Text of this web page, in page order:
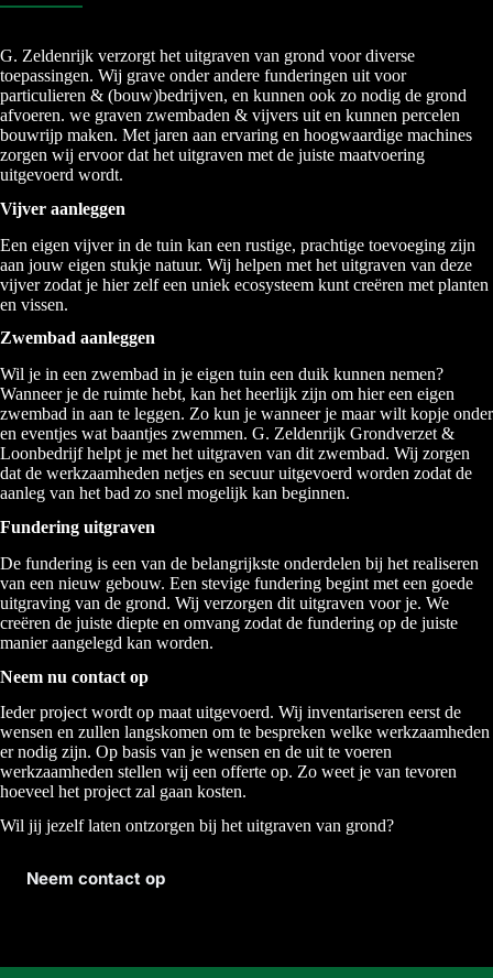
G. Zeldenrijk verzorgt het uitgraven van grond voor diverse
toepassingen. Wij grave onder andere funderingen uit voor
particulieren & (bouw)bedrijven, en kunnen ook zo nodig de grond
afvoeren. we graven zwembaden & vijvers uit en kunnen percelen
bouwrijp maken. Met jaren aan ervaring en hoogwaardige machines
zorgen wij ervoor dat het uitgraven met de juiste maatvoering
uitgevoerd wordt.
Vijver aanleggen
Een eigen vijver in de tuin kan een rustige, prachtige toevoeging zijn
aan jouw eigen stukje natuur. Wij helpen met het uitgraven van deze
vijver zodat je hier zelf een uniek ecosysteem kunt creëren met planten
en vissen.
Zwembad aanleggen
Wil je in een zwembad in je eigen tuin een duik kunnen nemen?
Wanneer je de ruimte hebt, kan het heerlijk zijn om hier een eigen
zwembad in aan te leggen. Zo kun je wanneer je maar wilt kopje onder
en eventjes wat baantjes zwemmen. G. Zeldenrijk Grondverzet &
Loonbedrijf helpt je met het uitgraven van dit zwembad. Wij zorgen
dat de werkzaamheden netjes en secuur uitgevoerd worden zodat de
aanleg van het bad zo snel mogelijk kan beginnen.
Fundering uitgraven
De fundering is een van de belangrijkste onderdelen bij het realiseren
van een nieuw gebouw. Een stevige fundering begint met een goede
uitgraving van de grond. Wij verzorgen dit uitgraven voor je. We
creëren de juiste diepte en omvang zodat de fundering op de juiste
manier aangelegd kan worden.
Neem nu contact op
Ieder project wordt op maat uitgevoerd. Wij inventariseren eerst de
wensen en zullen langskomen om te bespreken welke werkzaamheden
er nodig zijn. Op basis van je wensen en de uit te voeren
werkzaamheden stellen wij een offerte op. Zo weet je van tevoren
hoeveel het project zal gaan kosten.
Wil jij jezelf laten ontzorgen bij het uitgraven van grond?
Neem contact op